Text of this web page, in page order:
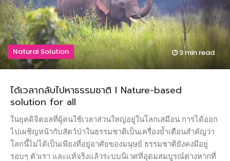
ตั้งเป้าไปที่การกำจัดถุงพลาสติกที่ใช้ครั้งเดียวและไมโคร
พลาสติกในเครื่องสำอางค์ซึ่งเป็นส่วนประกอบหลักของขยะ
พลาสติกในทะเลภายในปี 2022 วิธีลดปริมาณถุงพลาสติกที่พิสูจน์
แล้วว่าได้ผลที่สุดคือการบังคับเก็บเงินค่าถุงพลาสติก ซึ่งสามารถ
นำเงินมาตั้งเป็นกองทุนสนับสนุนงานอนุรักษ์ได้อีกด้วย อังกฤษ
เป็นประเทศล่าสุดที่นำเอาระบบเก็บภาษีถุงพลาสติกมาใช้ โดย
เดือนหลังจากที่นำระบบนี้มาบังคับใช้ในห้างค้าปลีกขนาดใหญ่
ผลปรากฎว่าจำนวนการใช้ถุงพลาสติกลดลงถึง 83% โดยสถิติระบุ
ว่าซุปเปอร์มาร์เก็ตขนาดใหญ่ 7 แห่งมีการใช้ถุงพลาสติกไปทั้งสิ้น
640 ล้านถุงในระยะเวลา6เดือน เมื่อเทียบกับสถิติเดิมที่มีการใช้
มากถึง 7.64 พันล้านถุงตลอดทั้งปี แนวโน้มดังกล่าวสอดคล้องกับ
ประเทศอื่นๆ ในสหราชอาณาจักรที่ออกกฎหมายบังคับให้มีการ
Natural Solution 3 min read
ได้เวลากลับไปหาธรรมชาติ l Nature-based
solution for all
ในยุคดิจิตอลที่ผู้คนใช้เวลาส่วนใหญ่อยู่ในโลกเสมือน การได้ออก
ไปเผชิญหน้ากับสัตว์ป่าในธรรมชาติเป็นเครื่องย้ำเตือนสำคัญว่า
โลกนี้ไม่ได้เป็นเพียงที่อยู่อาศัยของมนุษย์ ธรรมชาติยังคงมีอยู่
รอบๆ ตัวเรา และแท้จริงแล้วระบบนิเวศที่อุดมสมบูรณ์ต่างหากที่